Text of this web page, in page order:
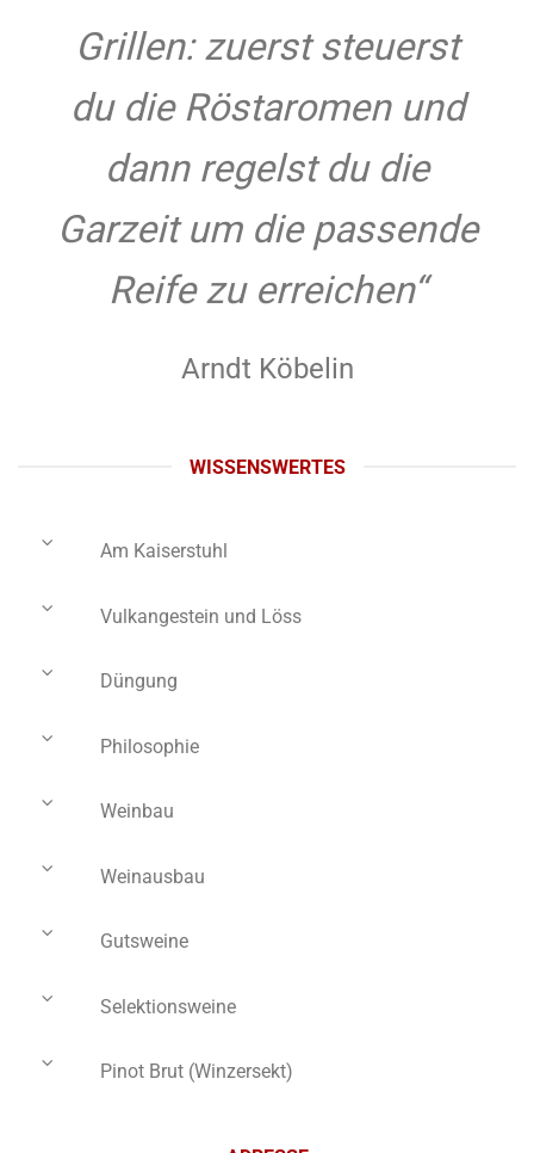
Grillen: zuerst steuerst
du die Röstaromen und
dann regelst du die
Garzeit um die passende
Reife zu erreichen“
Arndt Köbelin
WISSENSWERTES
Am Kaiserstuhl
Vulkangestein und Löss
Düngung
Philosophie
Weinbau
Weinausbau
Gutsweine
Selektionsweine
Pinot Brut (Winzersekt)